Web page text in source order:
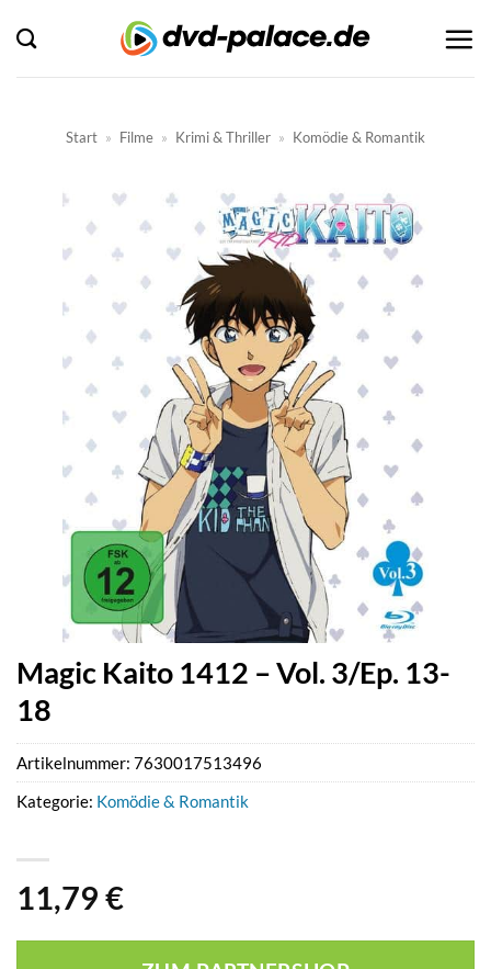
Inhalt
springen
Start » Filme » Krimi & Thriller » Komödie & Romantik
Magic Kaito 1412 – Vol. 3/Ep. 13-
18
11,79 €
Artikelnummer: 7630017513496
Kategorie: Komödie & Romantik